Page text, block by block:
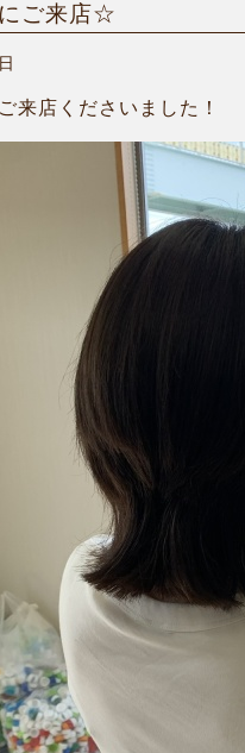
ご来店☆
来店くださいました！